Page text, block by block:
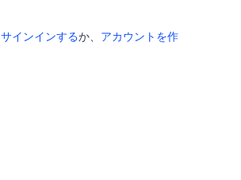
サインインするか、 アカウントを作